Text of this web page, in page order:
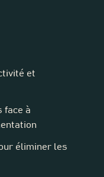
et
face à
éliminer les